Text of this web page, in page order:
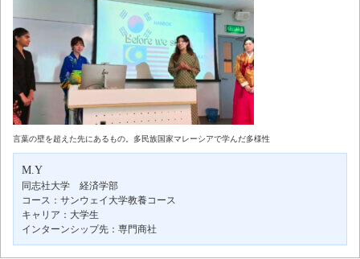
サンウェイ大学教養コース サンフランシスコ州立大学
サンフランシスコ州立大学インテンシブコース
シアトルセントラルカレッジ ベルビューカレッジ
キャリアで探す
選択しない 既卒
インターン先で探す
選択しない IT・通信 NPO・NGO
医療・製薬・ヘルス 専門商社
流通・食品 航空
検索
言葉の壁を超えた先にあるもの。多民族国家マレーシアで学んだ多様性
M.Y
同志社大学 経済学部
コース：サンウェイ大学教養コース
キャリア：大学生
インターンシップ先：専門商社